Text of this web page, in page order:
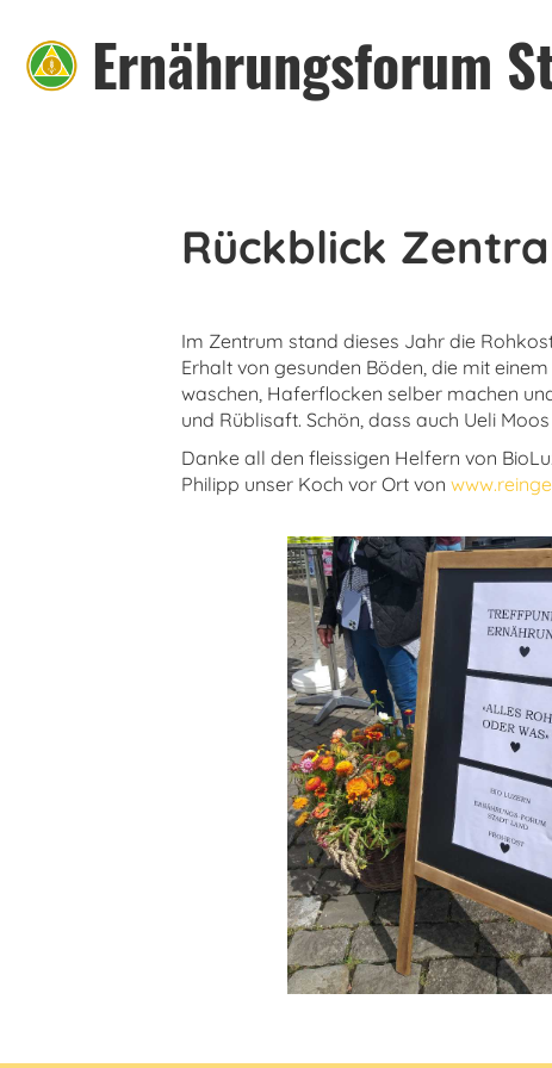
Ernährungsforum
Rückblick
Im Zentrum stand dieses Jahr die
Erhalt von gesunden Böden, die mit
waschen, Haferflocken selber machen
und Rüblisaft. Schön, dass auch Ueli
Danke all den fleissigen Helfern von
Philipp unser Koch vor Ort von